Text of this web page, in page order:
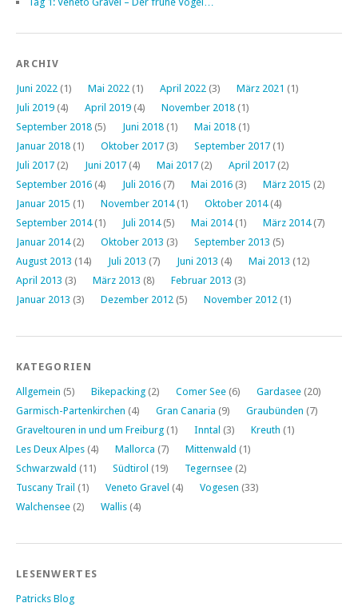
ARCHIV
Juni 2022 (1) Mai 2022 (1) April 2022 (3) März 2021 (1)
Juli 2019 (4) April 2019 (4) November 2018 (1)
September 2018 (5) Juni 2018 (1) Mai 2018 (1)
Januar 2018 (1) Oktober 2017 (3) September 2017 (1)
Juli 2017 (2) Juni 2017 (4) Mai 2017 (2) April 2017 (2)
September 2016 (4) Juli 2016 (7) Mai 2016 (3) März 2015 (2)
Januar 2015 (1) November 2014(1) Oktober 2014(4)
September 2014(1) Juli 2014(5) Mai 2014(1) März 2014(7)
Januar 2014(2) Oktober 2013 (3) September 2013 (5)
August 2013 (14) Juli 2013 (7) Juni 2013 (4) Mai 2013 (12)
April 2013 (3) März 2013 (8) Februar 2013 (3)
Januar 2013 (3) Dezember 2012 (5) November 2012 (1)
KATEGORIEN
Allgemein (5) Bikepacking (2) Comer See (6) Gardasee (20)
Garmisch-Partenkirchen (4) Gran Canaria (9) Graubünden (7)
Graveltouren in und um Freiburg (1) Inntal (3) Kreuth (1)
Les Deux Alpes (4) Mallorca (7) Mittenwald (1)
Schwarzwald (11) Südtirol (19) Tegernsee (2)
Tuscany Trail (1) Veneto Gravel (4) Vogesen (33)
Walchensee (2) Wallis (4)
LESENWERTES
Patricks Blog